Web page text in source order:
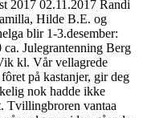
2017 02.11.2017 Randi
Hilde B.E. og
blir 1-3.desember:
Julegrantenning Berg
kl. Vår vellagrede
på kastanjer, gir deg
nok hadde ikke
Tvillingbroren vantaa